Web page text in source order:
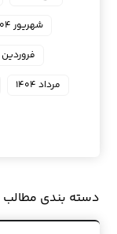
شهریور ۱۴۰۴
فروردین ۱۴۰۵
مرداد ۱۴۰۴
دسته بندی مطالب